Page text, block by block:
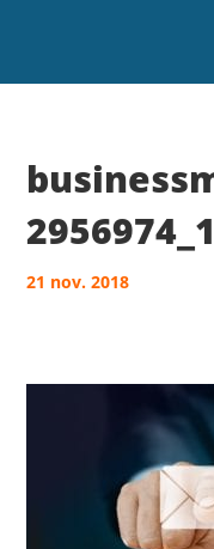
21 nov. 2018